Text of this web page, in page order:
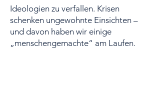
Ideologien zu verfallen. Krisen
schenken ungewohnte Einsichten –
und davon haben wir einige
„menschengemachte“ am Laufen.